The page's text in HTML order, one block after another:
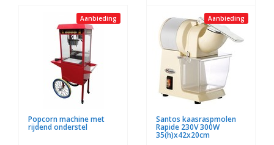
Aanbieding
Popcorn machine met
rijdend onderstel
Aanbieding
Santos kaasraspmolen
Rapide 230V 300W
35(h)x42x20cm